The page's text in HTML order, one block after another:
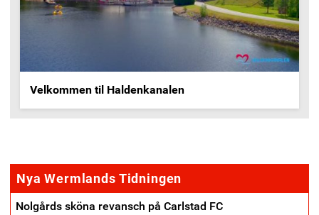
Velkommen til Haldenkanalen
Nya Wermlands Tidningen
Nolgårds sköna revansch på Carlstad FC